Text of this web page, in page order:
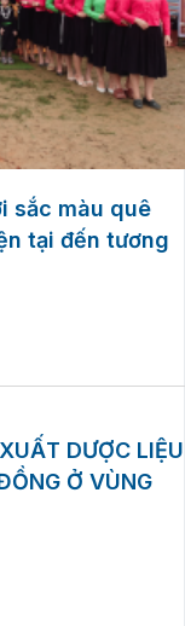
sắc màu quê
tại đến tương
DƯỢC LIỆU
Ở VÙNG